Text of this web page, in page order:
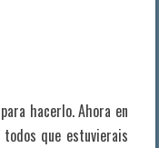
hacerlo. Ahora en
que estuvierais